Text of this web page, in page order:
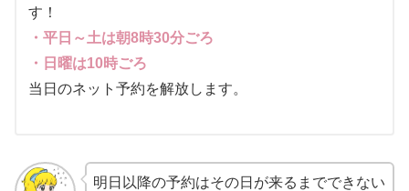
す！
・平日～土は朝8時30分ごろ
・日曜は10時ごろ
当日のネット予約を解放します。
明日以降の予約はその日が来るまでできない